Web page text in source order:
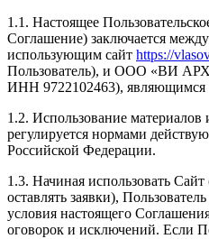
1.1. Настоящее
Соглашение) заключается
использующим сайт https://
Пользователь), и ООО «ВИ
ИНН 9722102463), являющимся
1.2. Использование материалов
регулируется нормами
Российской Федерации.
1.3. Начиная использовать
оставлять заявки),
условия настоящего
оговорок и исключений. Если